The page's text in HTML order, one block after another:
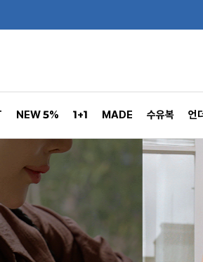
NEW 5% 1+1 MADE 수유복 언